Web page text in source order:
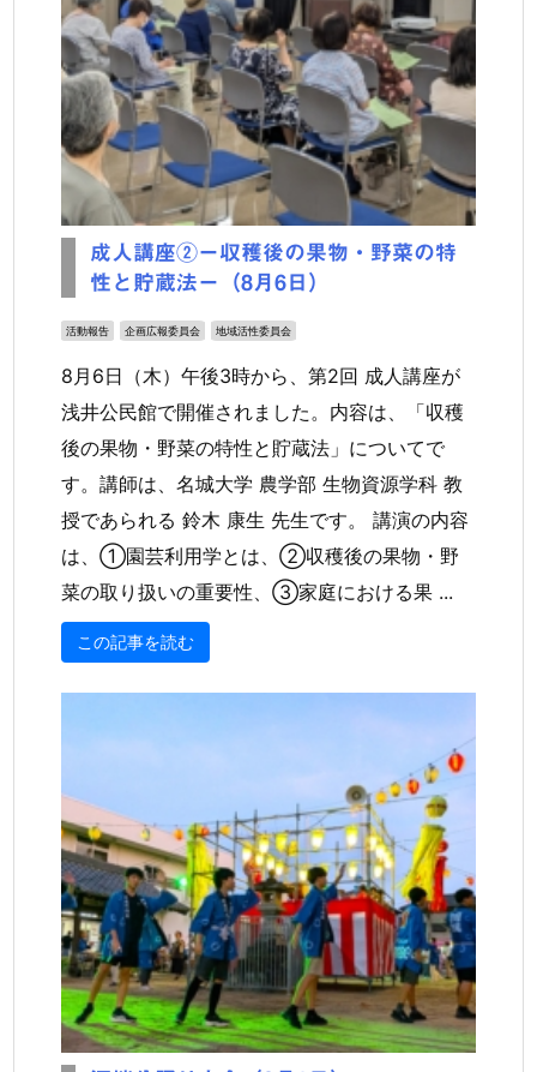
成人講座②ー収穫後の果物・野菜の特
性と貯蔵法ー（8月6日）
活動報告 企画広報委員会 地域活性委員会
8月6日（木）午後3時から、第2回 成人講座が
浅井公民館で開催されました。内容は、「収穫
後の果物・野菜の特性と貯蔵法」についてで
す。講師は、名城大学 農学部 生物資源学科 教
授であられる 鈴木 康生 先生です。 講演の内容
は、①園芸利用学とは、②収穫後の果物・野
菜の取り扱いの重要性、③家庭における果 ...
この記事を読む